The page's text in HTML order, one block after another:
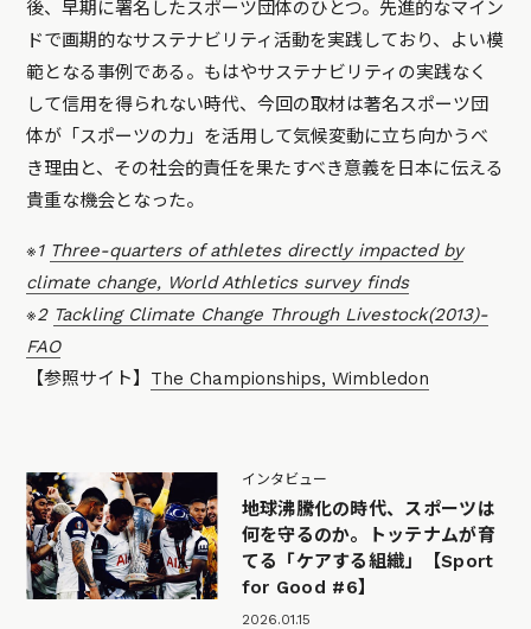
後、早期に署名したスポーツ団体のひとつ。先進的なマイン
ドで画期的なサステナビリティ活動を実践しており、よい模
範となる事例である。もはやサステナビリティの実践なく
して信用を得られない時代、今回の取材は著名スポーツ団
体が「スポーツの力」を活用して気候変動に立ち向かうべ
き理由と、その社会的責任を果たすべき意義を日本に伝える
貴重な機会となった。
※1 Three-quarters of athletes directly impacted by
climate change, World Athletics survey finds
※2 Tackling Climate Change Through Livestock(2013)-
FAO
【参照サイト】 The Championships, Wimbledon
インタビュー
地球沸騰化の時代、スポーツは
何を守るのか。トッテナムが育
てる「ケアする組織」【Sport
for Good #6】
2026.01.15